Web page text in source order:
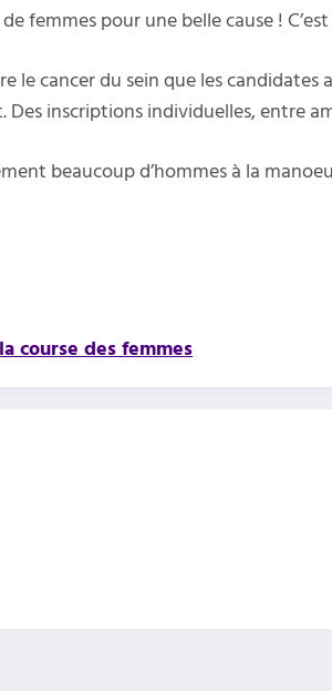
pour une belle cause !
cancer du sein que les candidates
inscriptions individuelles, entre
beaucoup d’hommes à la
course des femmes